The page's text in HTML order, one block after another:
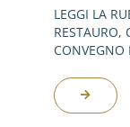
LEGGI LA
RESTAURO,
CONVEGNO